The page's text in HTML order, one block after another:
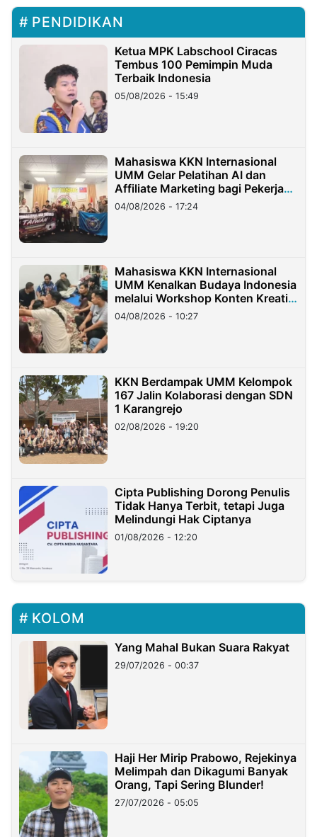
PENDIDIKAN
Ketua MPK Labschool Ciracas
Tembus 100 Pemimpin Muda
Terbaik Indonesia
05/08/2026 - 15:49
Mahasiswa KKN Internasional
UMM Gelar Pelatihan AI dan
Affiliate Marketing bagi Pekerja
Migran Indonesia di Taiwan
04/08/2026 - 17:24
Mahasiswa KKN Internasional
UMM Kenalkan Budaya Indonesia
melalui Workshop Konten Kreatif
di Taiwan
04/08/2026 - 10:27
KKN Berdampak UMM Kelompok
167 Jalin Kolaborasi dengan SDN
1 Karangrejo
02/08/2026 - 19:20
Cipta Publishing Dorong Penulis
Tidak Hanya Terbit, tetapi Juga
Melindungi Hak Ciptanya
01/08/2026 - 12:20
KOLOM
Yang Mahal Bukan Suara Rakyat
29/07/2026 - 00:37
Haji Her Mirip Prabowo, Rejekinya
Melimpah dan Dikagumi Banyak
Orang, Tapi Sering Blunder!
27/07/2026 - 05:05